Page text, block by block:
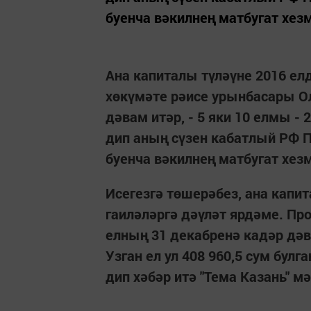
буенча вәкилнең матбугат
Ана капиталы түләүне 2016
хөкүмәте рәисе урынбасары
дәвам итәр, - 5 яки 10 елмы -
дип аның сүзен кабатлый РФ
буенча вәкилнең матбугат
Исегезгә төшерәбез, ана
гаиләләргә дәүләт ярдәме.
елның 31 декабренә кадәр
Узган ел ул 408 960,5 сум
дип хәбәр итә "Тема Казань"